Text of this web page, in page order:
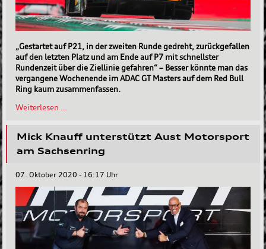
„Gestartet auf P21, in der zweiten Runde gedreht, zurückgefallen
auf den letzten Platz und am Ende auf P7 mit schnellster
Rundenzeit über die Ziellinie gefahren“ – Besser könnte man das
vergangene Wochenende im ADAC GT Masters auf dem Red Bull
Ring kaum zusammenfassen.
Weiterlesen …
dem
Red
Ring
Mick Knauff unterstützt Aust Motorsport
am Sachsenring
07. Oktober 2020 - 16:17 Uhr